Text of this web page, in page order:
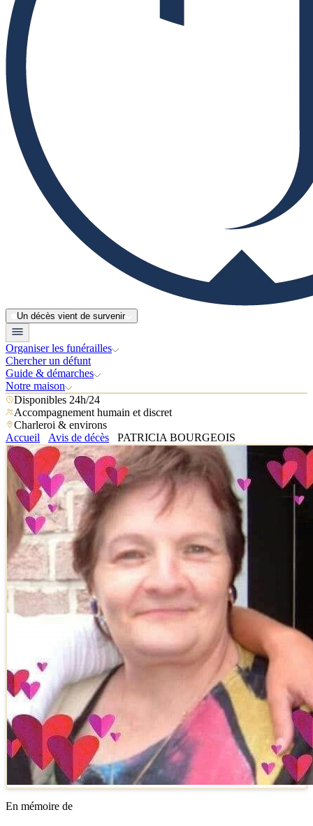
Un décès vient de survenir
Organiser les funérailles
Chercher un défunt
Guide & démarches
Notre maison
Disponibles 24h/24
Accompagnement humain et discret
Charleroi & environs
Accueil
Avis de décès PATRICIA BOURGEOIS
En mémoire de